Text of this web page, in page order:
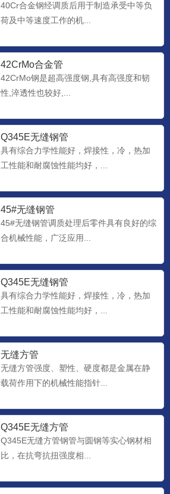
40Cr合金钢经调质后用于制造承受中等负
荷及中等速度工作的机...
42CrMo合金管
42CrMo钢是超高强度钢,具有高强度和韧
性,淬透性也较好,...
Q345E无缝钢管
具有综合力学性能好，焊接性，冷，热加
工性能和耐腐蚀性能均好，...
45#无缝钢管
45#无缝钢管调质处理后零件具有良好的综
合机械性能，广泛应用...
Q345E无缝钢管
具有综合力学性能好，焊接性，冷，热加
工性能和耐腐蚀性能均好，...
无缝方管
无缝方管强度、塑性、硬度都是金属在静
载荷作用下的机械性能指针...
Q345E无缝方管
Q345E无缝方管钢管与圆钢等实心钢材相
比，在抗弯抗扭强度相...